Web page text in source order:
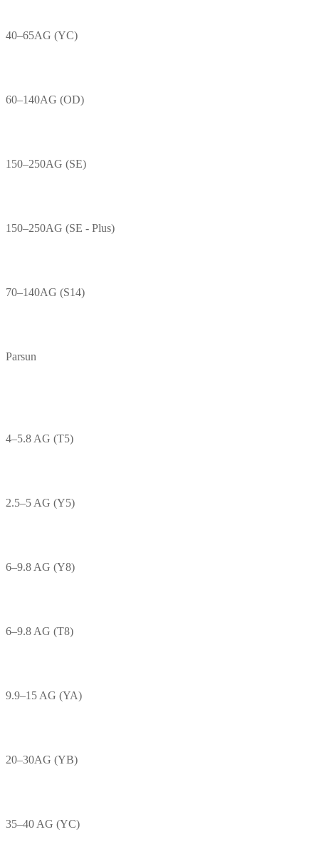
40–65AG (YC)
60–140AG (OD)
150–250AG (SE)
150–250AG (SE - Plus)
70–140AG (S14)
Parsun
4–5.8 AG (T5)
2.5–5 AG (Y5)
6–9.8 AG (Y8)
6–9.8 AG (T8)
9.9–15 AG (YA)
20–30AG (YB)
35–40 AG (YC)